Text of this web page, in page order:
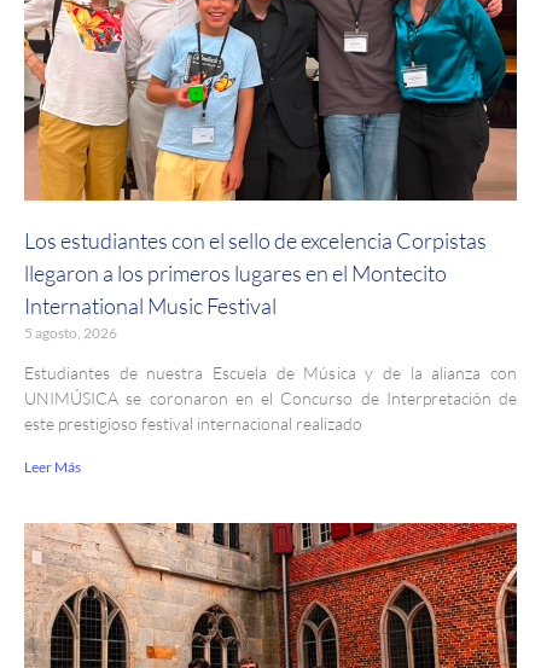
Los estudiantes con el sello de excelencia Corpistas
llegaron a los primeros lugares en el Montecito
International Music Festival
5 agosto, 2026
Estudiantes de nuestra Escuela de Música y de la alianza con
UNIMÚSICA se coronaron en el Concurso de Interpretación de
este prestigioso festival internacional realizado
Leer Más